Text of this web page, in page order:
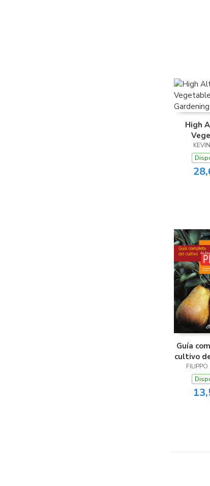
High
Guía
cultivo